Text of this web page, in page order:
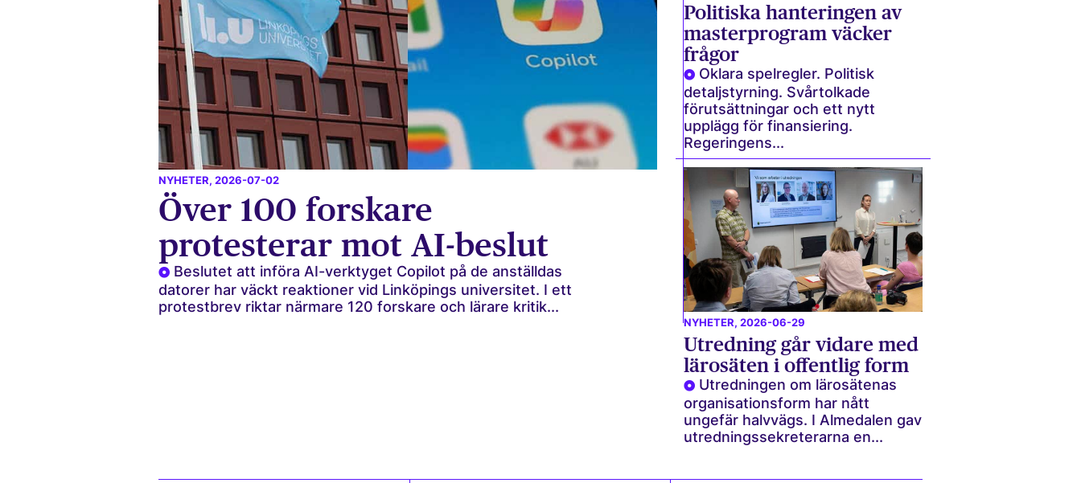
NYHETER, 2026-07-02
Över 100 forskare
protesterar mot AI-beslut
Beslutet att införa AI-verktyget Copilot på de anställdas
datorer har väckt reaktioner vid Linköpings universitet. I ett
protestbrev riktar närmare 120 forskare och lärare kritik...
Politiska hanteringen av
masterprogram väcker
frågor
Oklara spelregler. Politisk
detaljstyrning. Svårtolkade
förutsättningar och ett nytt
upplägg för finansiering.
Regeringens...
NYHETER, 2026-06-29
Utredning går vidare med
lärosäten i offentlig form
Utredningen om lärosätenas
organisationsform har nått
ungefär halvvägs. I Almedalen gav
utredningssekreterarna en...